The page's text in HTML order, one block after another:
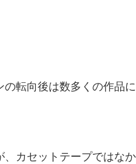
転向後は数多くの作品
カセットテープではな